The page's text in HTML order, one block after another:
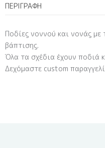
ΠΕΡΙΓΡΑΦΉ
Ποδίες νοννού και νονάς
βάπτισης.
Όλα τα σχέδια έχουν ποδιά
Δεχόμαστε custom